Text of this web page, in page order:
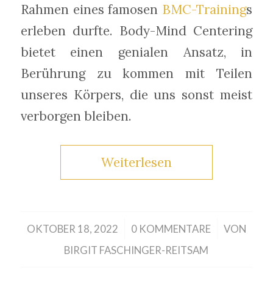
Rahmen eines famosen BMC-Trainings
erleben durfte. Body-Mind Centering
bietet einen genialen Ansatz, in
Berührung zu kommen mit Teilen
unseres Körpers, die uns sonst meist
verborgen bleiben.
Weiterlesen
OKTOBER 18, 2022
/ 0 KOMMENTARE
/
VON
BIRGIT FASCHINGER-REITSAM